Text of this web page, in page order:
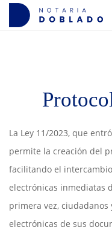
La Ley 11/2023, que
permite la creación del
facilitando el
electrónicas inmediatas
primera vez,
electrónicas de sus